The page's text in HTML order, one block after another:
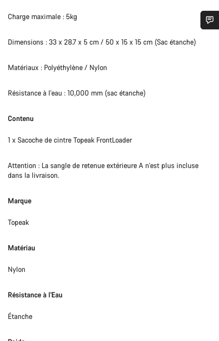
Charge maximale : 5kg
Dimensions : 33 x 28.7 x 5 cm / 50 x 15 x 15 cm (Sac étanche)
Matériaux : Polyéthylène / Nylon
Résistance à l'eau : 10,000 mm (sac étanche)
Contenu
1 x Sacoche de cintre Topeak FrontLoader
Attention : La sangle de retenue extérieure A n'est plus incluse
dans la livraison.
Marque
Topeak
Matériau
Nylon
Résistance à l'Eau
Étanche
Besoin d’aide ?
Nos experts du service client vous attendent pour
répondre à vos questions.